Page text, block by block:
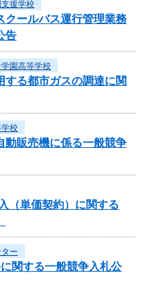
援学校
クールバス運行管理業務
告
園高等学校
する都市ガスの調達に関
校
動販売機に係る一般競争
（単価契約）に関する
ー
関する一般競争入札公